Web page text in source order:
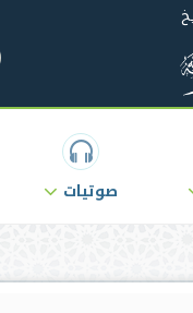
صوتيات